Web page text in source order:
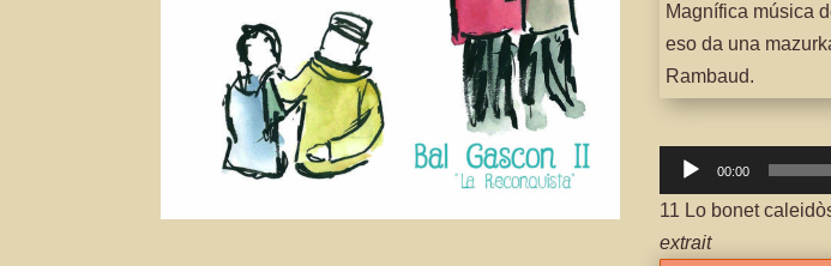
Magnífica música
eso da una
Rambaud.
Reproductor
de
00:00
11 Lo bonet
extrait